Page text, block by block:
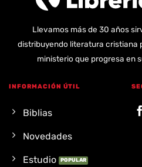
Llevamos más de 30 años
distribuyendo literatura cristiana
ministerio que progresa en
INFORMACIÓN ÚTIL
Biblias
Novedades
Estudio